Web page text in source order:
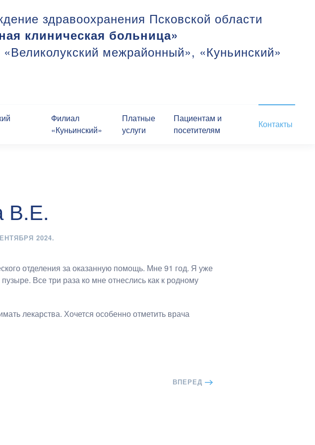
здравоохранения Псковской области
клиническая больница»
межрайонный», «Куньинский»
Филиал
«Куньинский»
Платные
услуги
Пациентам и
посетителям
Контакты
В.Е.
2024.
отделения за оказанную помощь. Мне 91 год. Я уже
Все три раза ко мне отнеслись как к родному
лекарства. Хочется особенно отметить врача
ВПЕРЕД